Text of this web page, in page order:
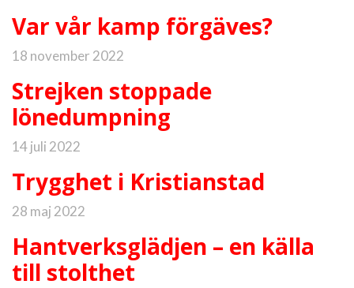
Var vår kamp förgäves?
18 november 2022
Strejken stoppade
lönedumpning
14 juli 2022
Trygghet i Kristianstad
28 maj 2022
Hantverksglädjen – en källa
till stolthet